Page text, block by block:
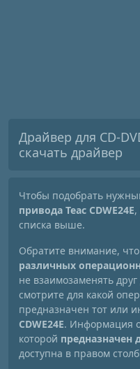
Драйвер для CD-
скачать драйвер
Чтобы подобрать
привода Teac CDWE24E,
списка выше.
Обратите внимание, что
различных
не взаимозаменять
смотрите для какой
предназначен тот или
CDWE24E. Информация
которой предназначен
доступна в правом